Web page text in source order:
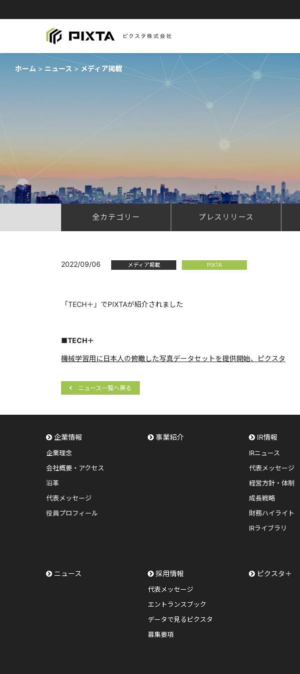
ホーム ニュース メディア掲載
全カテゴリー プレスリリース
2022/09/06 メディア掲載 PIXTA
「TECH＋」でPIXTAが紹介されました
■TECH＋
機械学習用に日本人の俯瞰した写真データセットを提供開始、ピクスタ
ニュース一覧へ戻る
企業情報
企業理念
会社概要・アクセス
沿革
代表メッセージ
役員プロフィール
事業紹介 IR情報
IRニュース
代表メッセージ
経営方針・体制
成長戦略
財務ハイライト
IRライブラリ
ニュース 採用情報
代表メッセージ
エントランスブック
データで見るピクスタ
募集要項
ピクスタ＋